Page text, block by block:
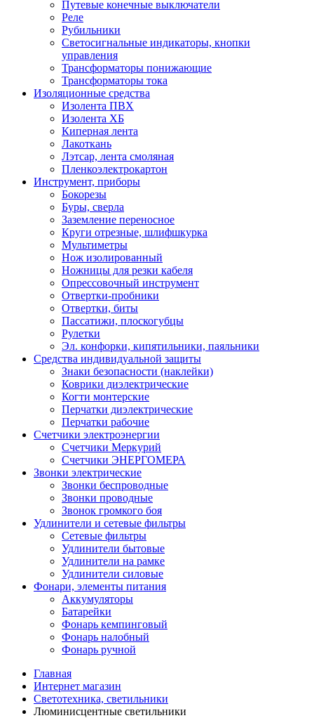
Путевые конечные выключатели
Реле
Рубильники
Светосигнальные индикаторы, кнопки
управления
Трансформаторы понижающие
Трансформаторы тока
Изоляционные средства
Изолента ПВХ
Изолента ХБ
Киперная лента
Лакоткань
Лэтсар, лента смоляная
Пленкоэлектрокартон
Инструмент, приборы
Бокорезы
Буры, сверла
Заземление переносное
Круги отрезные, шлифшкурка
Мультиметры
Нож изолированный
Ножницы для резки кабеля
Опрессовочный инструмент
Отвертки-пробники
Отвертки, биты
Пассатижи, плоскогубцы
Рулетки
Эл. конфорки, кипятильники, паяльники
Средства индивидуальной защиты
Знаки безопасности (наклейки)
Коврики диэлектрические
Когти монтерские
Перчатки диэлектрические
Перчатки рабочие
Счетчики электроэнергии
Счетчики Меркурий
Счетчики ЭНЕРГОМЕРА
Звонки электрические
Звонки беспроводные
Звонки проводные
Звонок громкого боя
Удлинители и сетевые фильтры
Сетевые фильтры
Удлинители бытовые
Удлинители на рамке
Удлинители силовые
Фонари, элементы питания
Аккумуляторы
Батарейки
Фонарь кемпинговый
Фонарь налобный
Фонарь ручной
Главная
Интернет магазин
Светотехника, светильники
Люминисцентные светильники